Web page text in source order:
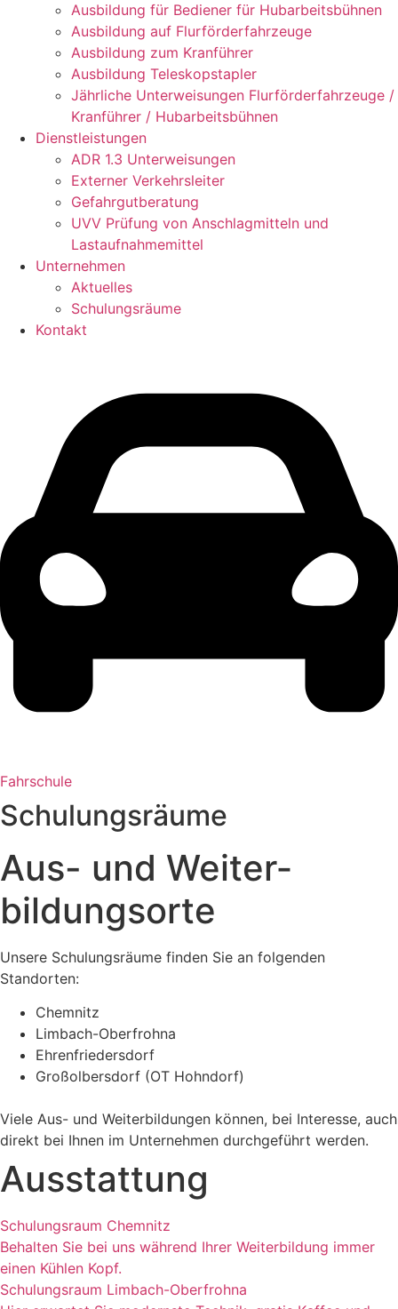
Ausbildung für Bediener für Hubarbeitsbühnen
Ausbildung auf Flurförderfahrzeuge
Ausbildung zum Kranführer
Ausbildung Teleskopstapler
Jährliche Unterweisungen Flurförderfahrzeuge /
Kranführer / Hubarbeitsbühnen
Dienstleistungen
ADR 1.3 Unterweisungen
Externer Verkehrsleiter
Gefahrgutberatung
UVV Prüfung von Anschlagmitteln und
Lastaufnahmemittel
Unternehmen
Aktuelles
Schulungsräume
Kontakt
Fahrschule
Schulungsräume
Aus- und Weiter­
bildungs­orte
Unsere Schulungsräume finden Sie an folgenden
Standorten:
Chemnitz
Limbach-Oberfrohna
Ehrenfriedersdorf
Großolbersdorf (OT Hohndorf)
Viele Aus- und Weiterbildungen können, bei Interesse, auch
direkt bei Ihnen im Unternehmen durchgeführt werden.
Ausstattung
Schulungsraum Chemnitz
Behalten Sie bei uns während Ihrer Weiterbildung immer
einen Kühlen Kopf.
Schulungsraum Limbach-Oberfrohna